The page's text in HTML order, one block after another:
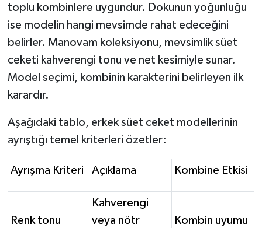
toplu kombinlere uygundur. Dokunun yoğunluğu
ise modelin hangi mevsimde rahat edeceğini
belirler. Manovam koleksiyonu, mevsimlik süet
ceketi kahverengi tonu ve net kesimiyle sunar.
Model seçimi, kombinin karakterini belirleyen ilk
karardır.
Aşağıdaki tablo, erkek süet ceket modellerinin
ayrıştığı temel kriterleri özetler:
Ayrışma Kriteri Açıklama Kombine Etkisi
Renk tonu
Kahverengi
veya nötr
Kombin uyumu